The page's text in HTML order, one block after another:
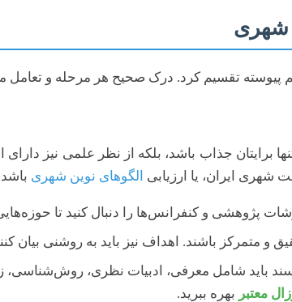
شهری
پیوسته تقسیم کرد. درک صحیح هر مرحله و
برایتان جذاب باشد، بلکه از نظر علمی نیز
شهری ایران، یا ارزیابی الگوهای نوین شهری
پژوهشی و کنفرانس‌ها را دنبال کنید تا
و متمرکز باشند. اهداف نیز باید به روشنی بیان
باید شامل معرفی، ادبیات نظری، روش‌شناسی،
معتبر بهره ببرید.